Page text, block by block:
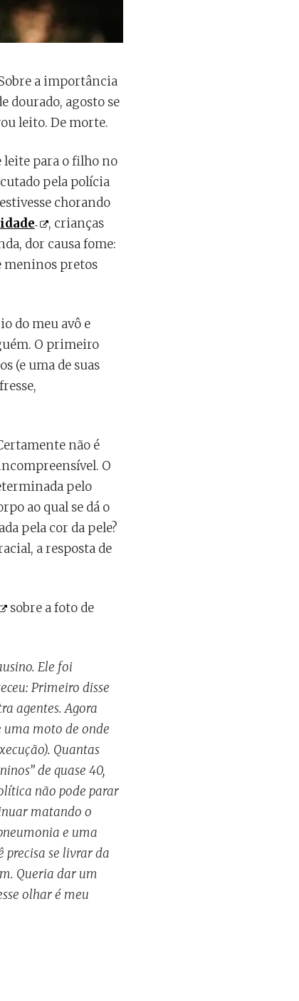
a importância
dourado, agosto se
leito. De morte.
leite para o filho no
pela polícia
chorando
, crianças
dor causa fome:
meninos pretos
do meu avô e
O primeiro
(e uma de suas
não é
O
pelo
ao qual se dá o
pela cor da pele?
a resposta de
sobre a foto de
Ele foi
Primeiro disse
agentes. Agora
uma moto de onde
Quantas
de quase 40,
não pode parar
matando o
e uma
precisa se livrar da
Queria dar um
olhar é meu